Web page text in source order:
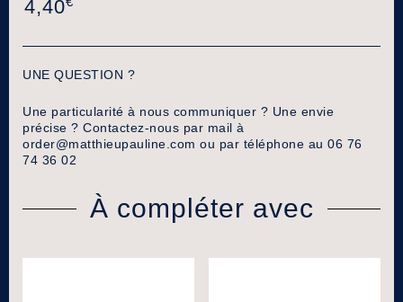
4,40
UNE QUESTION ?
Une particularité à nous communiquer ? Une envie
précise ? Contactez-nous par mail à
order@matthieupauline.com ou par téléphone au 06 76
74 36 02
À compléter avec